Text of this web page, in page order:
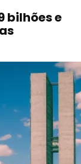
bilhões e